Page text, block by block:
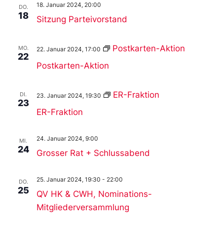
DO.
18 Sitzung Parteivorstand
18. Januar 2024, 20:00
MO.
22
Postkarten-Aktion
22. Januar 2024, 17:00 Postkarten-Aktion
DI.
23
ER-Fraktion
23. Januar 2024, 19:30 ER-Fraktion
MI.
24 Grosser Rat + Schlussabend
24. Januar 2024, 9:00
DO.
25
QV HK & CWH, Nominations-
Mitgliederversammlung
25. Januar 2024, 19:30 - 22:00